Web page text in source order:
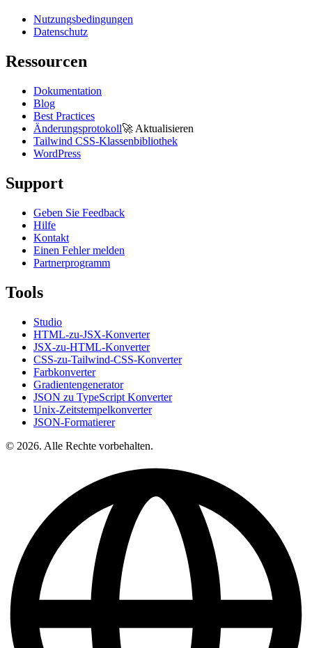
Nutzungsbedingungen
Datenschutz
Ressourcen
Dokumentation
Blog
Best Practices
Änderungsprotokoll🚀 Aktualisieren
Tailwind CSS-Klassenbibliothek
WordPress
Support
Geben Sie Feedback
Hilfe
Kontakt
Einen Fehler melden
Partnerprogramm
Tools
Studio
HTML-zu-JSX-Konverter
JSX-zu-HTML-Konverter
CSS-zu-Tailwind-CSS-Konverter
Farbkonverter
Gradientengenerator
JSON zu TypeScript Konverter
Unix-Zeitstempelkonverter
JSON-Formatierer
© 2026. Alle Rechte vorbehalten.